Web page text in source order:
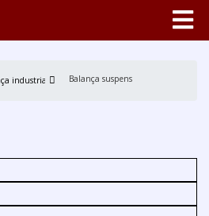
industrial Balança suspensa